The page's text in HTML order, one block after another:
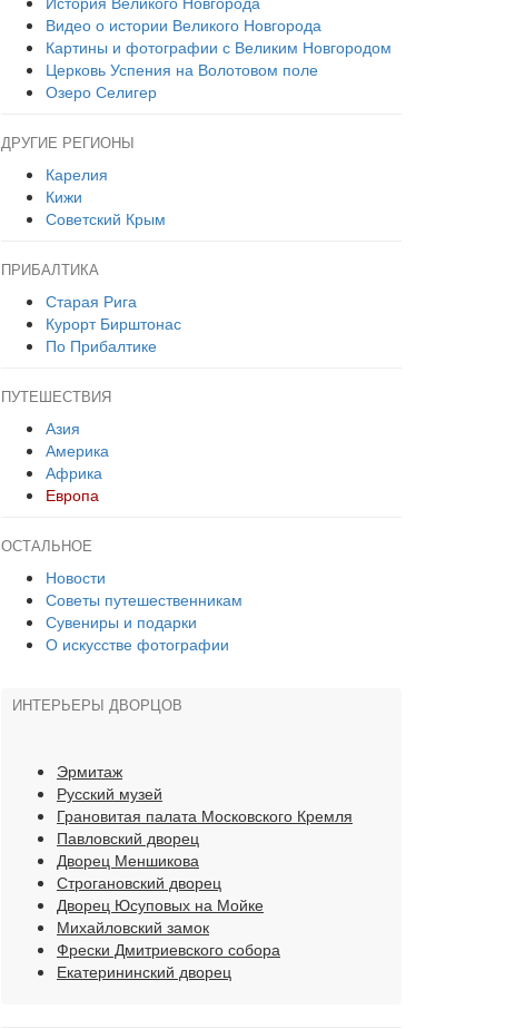
Видео о истории Великого Новгорода
Картины и фотографии с Великим Новгородом
Церковь Успения на Волотовом поле
Озеро Селигер
ДРУГИЕ РЕГИОНЫ
Карелия
Кижи
Советский Крым
ПРИБАЛТИКА
Старая Рига
Курорт Бирштонас
По Прибалтике
ПУТЕШЕСТВИЯ
Азия
Америка
Африка
Европа
ОСТАЛЬНОЕ
Новости
Советы путешественникам
Сувениры и подарки
О искусстве фотографии
ИНТЕРЬЕРЫ ДВОРЦОВ
Эрмитаж
Русский музей
Грановитая палата Московского Кремля
Павловский дворец
Дворец Меншикова
Строгановский дворец
Дворец Юсуповых на Мойке
Михайловский замок
Фрески Дмитриевского собора
Екатерининский дворец